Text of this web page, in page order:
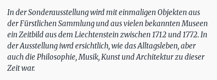
In der Sonderausstellung wird mit einmaligen Objekten aus
der Fürstlichen Sammlung und aus vielen bekannten Museen
ein Zeitbild aus dem Liechtenstein zwischen 1712 und 1772. In
der Ausstellung iwrd ersichtlich, wie das Alltagsleben, aber
auch die Philosophie, Musik, Kunst und Architektur zu dieser
Zeit war.